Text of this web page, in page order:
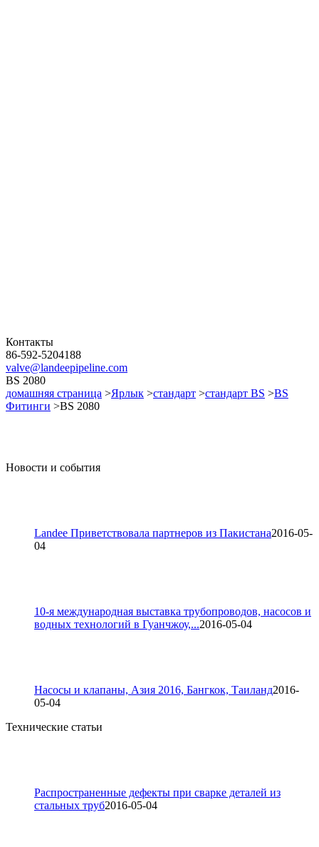
Контакты
86-592-5204188
valve@landeepipeline.com
BS 2080
домашняя страница >Ярлык >стандарт >стандарт BS >BS
Фитинги >BS 2080
Новости и события
Landee Приветствовала партнеров из Пакистана2016-05-
04
10-я международная выставка трубопроводов, насосов и
водных технологий в Гуанчжоу,...2016-05-04
Насосы и клапаны, Азия 2016, Бангкок, Таиланд2016-
05-04
Технические статьи
Распространенные дефекты при сварке деталей из
стальных труб2016-05-04